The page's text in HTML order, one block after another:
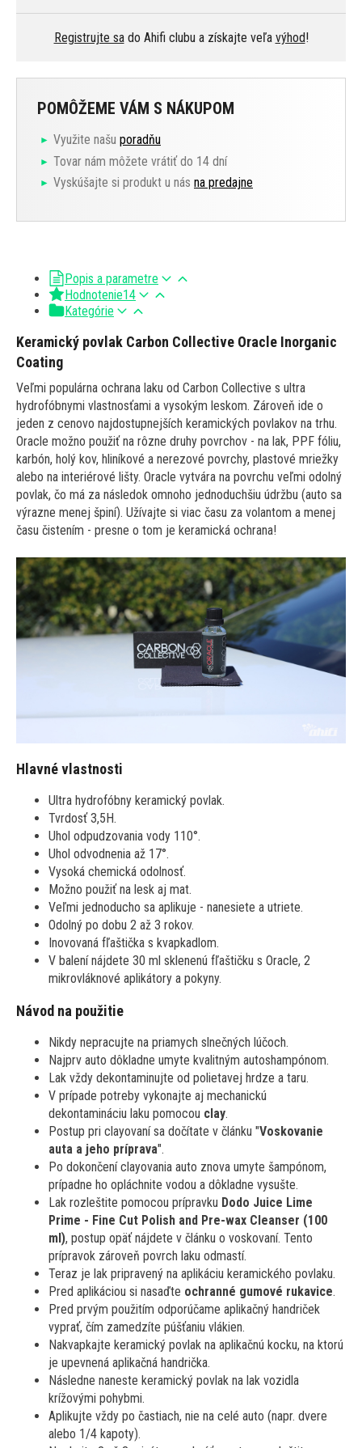
Registrujte sado Ahifi clubu a získajte veľa výhod!
POMÔŽEME VÁM S NÁKUPOM
Využite našu poradňu
Tovar nám môžete vrátiť do 14 dní
Vyskúšajte si produkt u nás na predajne
Popis a parametre
Hodnotenie14
Kategórie
Keramický povlak Carbon Collective Oracle Inorganic
Coating
Veľmi populárna ochrana laku od Carbon Collective s ultra
hydrofóbnymi vlastnosťami a vysokým leskom. Zároveň ide o
jeden z cenovo najdostupnejších keramických povlakov na trhu.
Oracle možno použiť na rôzne druhy povrchov - na lak, PPF fóliu,
karbón, holý kov, hliníkové a nerezové povrchy, plastové mriežky
alebo na interiérové lišty. Oracle vytvára na povrchu veľmi odolný
povlak, čo má za následok omnoho jednoduchšiu údržbu (auto sa
výrazne menej špiní). Užívajte si viac času za volantom a menej
času čistením - presne o tom je keramická ochrana!
Hlavné vlastnosti
Ultra hydrofóbny keramický povlak.
Tvrdosť 3,5H.
Uhol odpudzovania vody 110°.
Uhol odvodnenia až 17°.
Vysoká chemická odolnosť.
Možno použiť na lesk aj mat.
Veľmi jednoducho sa aplikuje - nanesiete a utriete.
Odolný po dobu 2 až 3 rokov.
Inovovaná fľaštička s kvapkadlom.
V balení nájdete 30 ml sklenenú fľaštičku s Oracle, 2
mikrovláknové aplikátory a pokyny.
Návod na použitie
Nikdy nepracujte na priamych slnečných lúčoch.
Najprv auto dôkladne umyte kvalitným autoshampónom.
Lak vždy dekontaminujte od polietavej hrdze a taru.
V prípade potreby vykonajte aj mechanickú
dekontamináciu laku pomocou clay.
Postup pri clayovaní sa dočítate v článku "Voskovanie
auta a jeho príprava".
Po dokončení clayovania auto znova umyte šampónom,
prípadne ho opláchnite vodou a dôkladne vysušte.
Lak rozleštite pomocou prípravku Dodo Juice Lime
Prime - Fine Cut Polish and Pre-wax Cleanser (100
ml), postup opäť nájdete v článku o voskovaní. Tento
prípravok zároveň povrch laku odmastí.
Teraz je lak pripravený na aplikáciu keramického povlaku.
Pred aplikáciou si nasaďte ochranné gumové rukavice.
Pred prvým použitím odporúčame aplikačný handriček
vyprať, čím zamedzíte púšťaniu vlákien.
Nakvapkajte keramický povlak na aplikačnú kocku, na ktorú
je upevnená aplikačná handrička.
Následne naneste keramický povlak na lak vozidla
krížovými pohybmi.
Aplikujte vždy po častiach, nie na celé auto (napr. dvere
alebo 1/4 kapoty).